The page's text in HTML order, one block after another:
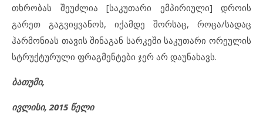
თხრობას შეუძლია [საკუთარი ემპირიული] დროის
გარეთ გაგვიყვანოს, იქამდე შორსაც, როცა/სადაც
ჰარმონიას თავის შინაგან სარკეში საკუთარი ორეულის
სტრუქტურული ფრაგმენტები ჯერ არ დაუნახავს.
ბათუმი,
ივლისი, 2015 წელი